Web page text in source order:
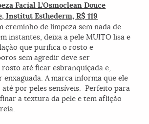
Facial L’Osmoclean Douce
Institut Esthederm, R$ 119
creminho de limpeza sem nada de
instantes, deixa a pele MUITO lisa e
que purifica o rosto e
sem agredir deve ser
rosto até ficar esbranquiçada e,
enxaguada. A marca informa que ele
até por peles sensíveis. Perfeito para
a textura da pele e tem aflição